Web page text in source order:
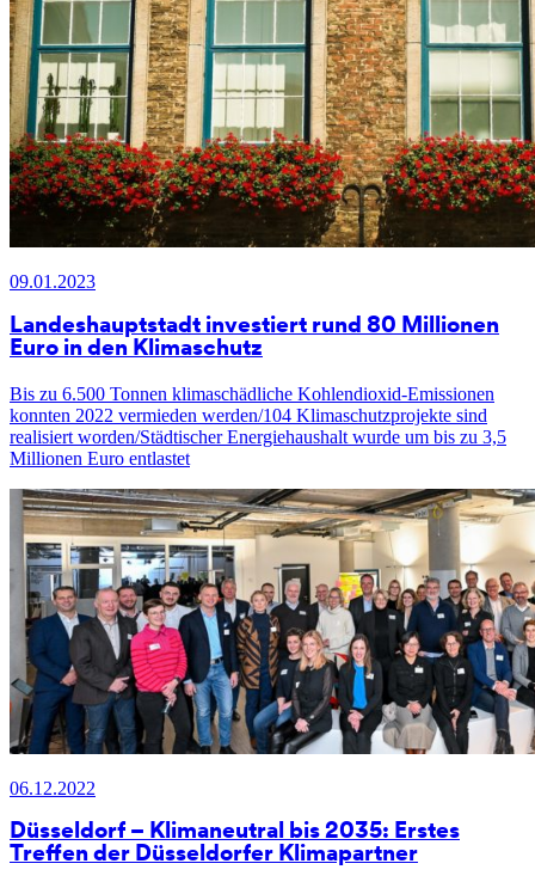
09.01.2023
Landeshauptstadt investiert rund 80 Millionen
Euro in den Klimaschutz
Bis zu 6.500 Tonnen klimaschädliche Kohlendioxid-Emissionen
konnten 2022 vermieden werden/104 Klimaschutzprojekte sind
realisiert worden/Städtischer Energiehaushalt wurde um bis zu 3,5
Millionen Euro entlastet
06.12.2022
Düsseldorf – Klimaneutral bis 2035: Erstes
Treffen der Düsseldorfer Klimapartner